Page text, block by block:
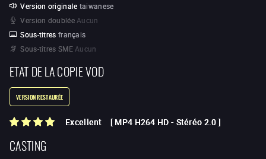
Version originale taiwanese
Version doublée Aucun
Sous-titres français
Sous-titres SME Aucun
ETAT DE LA COPIE VOD
VERSION RESTAURÉE
Excellent [ MP4 H264 HD - Stéréo 2.0 ]
CASTING